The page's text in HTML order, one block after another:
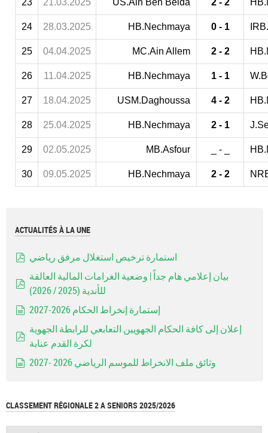
23 21.03.2025 US.Ain Ben Beida 2 - 2
24 28.03.2025 HB.Nechmaya 0 - 1
25 04.04.2025 MC.Ain Allem 2 - 2
26 11.04.2025 HB.Nechmaya 1 - 1
27 18.04.2025 USM.Daghoussa 4 - 2
28 25.04.2025 HB.Nechmaya 2 - 1
29 02.05.2025 MB.Asfour _ - _
30 09.05.2025 HB.Nechmaya 2 - 2
ACTUALITÉS À LA UNE
استمارة ترخيص استغلال مرفق رياضي
pdf
بيان إعلامي هام جداً | وضعية الغرامات المالية العالقة
للأندية (2025 / 2026)
إستمارة إنخراط الحكام 2026-2027
pdf
إعلان إلى كافة الحكام الجهويين التعابعي للرابطة الجهوية
لكرة القدم عنابة
وثائق ملف الانخراط للموسم الرياضي 2026 -2027
CLASSEMENT RÉGIONALE 2 A SENIORS 2025/2026